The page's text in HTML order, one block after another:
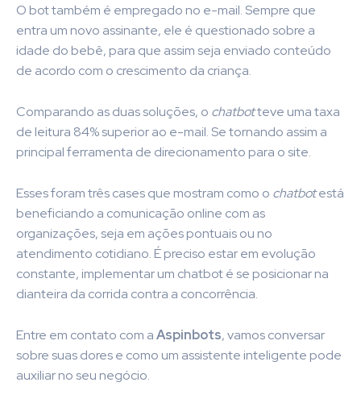
O bot também é empregado no e-mail. Sempre que
entra um novo assinante, ele é questionado sobre a
idade do bebê, para que assim seja enviado conteúdo
de acordo com o crescimento da criança.
Comparando as duas soluções, o chatbotteve uma taxa
de leitura 84% superior ao e-mail. Se tornando assim a
principal ferramenta de direcionamento para o site.
Esses foram três cases que mostram como o chatbotestá
beneficiando a comunicação online com as
organizações, seja em ações pontuais ou no
atendimento cotidiano. É preciso estar em evolução
constante, implementar um chatbot é se posicionar na
dianteira da corrida contra a concorrência.
Entre em contato com aAspinbots, vamos conversar
sobre suas dores e como um assistente inteligente pode
auxiliar no seu negócio.